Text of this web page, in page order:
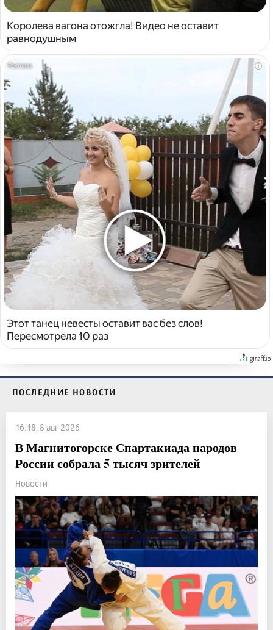
Королева вагона отожгла! Видео не оставит
равнодушным
i
Этот танец невесты оставит вас без слов!
Пересмотрела 10 раз
ПОСЛЕДНИЕ НОВОСТИ
16:18, 8 авг 2026
В Магнитогорске Спартакиада народов
России собрала 5 тысяч зрителей
Новости